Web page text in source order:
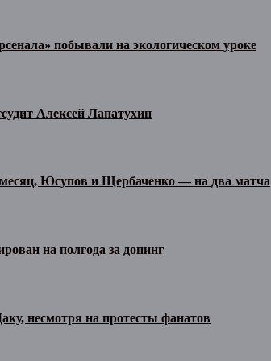
побывали на экологическом уроке
Алексей Лапатухин
Юсупов и Щербаченко — на два матча
на полгода за допинг
несмотря на протесты фанатов